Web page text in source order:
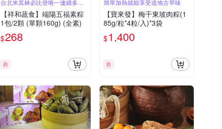
台北米其林必比登唯一連續多年
推薦蔬食餐廳
【祥和蔬食】端陽五福素粽
1包/2顆 (單顆160g) (全素)
$268
券
簡單加熱就能享受道地古早味
【寶來發】梅干東坡肉粽(1
85g/粒*4粒/入)*3袋
$1,400
券